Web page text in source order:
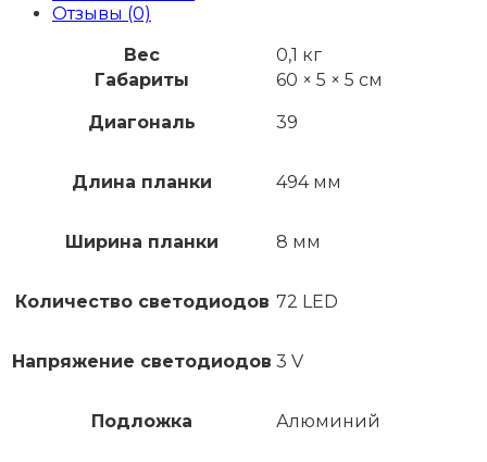
Отзывы (0)
Вес
0,1 кг
Габариты
60 × 5 × 5 см
Диагональ 39
Длина планки 494 мм
Ширина планки 8 мм
Количество светодиодов 72 LED
Напряжение светодиодов 3 V
Подложка Алюминий